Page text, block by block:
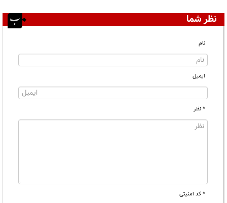
نظر شما
نام
ایمیل
* نظر
* کد امنیتی